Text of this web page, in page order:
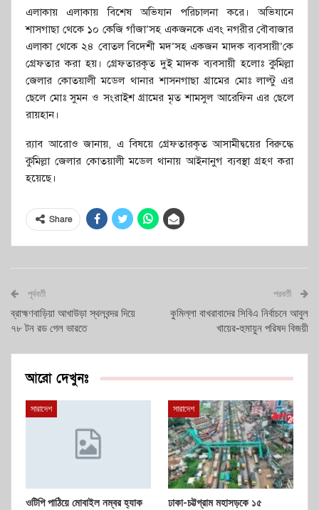
এলাকায় এলাকায় বিশেষ অভিযান পরিচালনা করে। অভিযানে
শাসগাছা থেকে ১০ কেজি গাঁজা’সহ একজনকে এবং নগরীর বৌবাজার
এলাকা থেকে ২৪ বোতল বিদেশী মদ’সহ একজন মাদক ব্যবসায়ী’কে
গ্রেফতার করা হয়। গ্রেফতারকৃত দুই মাদক ব্যবসায়ী হলোঃ কুমিল্লা
জেলার কোতয়ালী মডেল থানার শাসনগাছা গ্রামের মোঃ লাল্টু এর
ছেলে মোঃ সুমন ও সংরাইশ গ্রামের মৃত শামসুল আরেফিন এর ছেলে
রায়হান।
র‌্যাব আরোও জানায়, এ বিষয়ে গ্রেফতারকৃত আসামীদ্বয়ের বিরুদ্ধে
কুমিল্লা জেলার কোতয়ালী মডেল থানায় আইনানুগ ব্যবস্থা গ্রহণ করা
হয়েছে।
Share
পূর্ববর্তী
ব্রাহ্মণবাড়িয়া আখাউড়া স্থলবন্দর দিয়ে
৭৮ টন রড গেল ভারতে
পরবর্তী
কুমিল্লা বাখরাবাদের সিবিএ নির্বাচনে আবুল
খায়ের-হুমায়ুন পরিষদ বিজয়ী
আরো দেখুনঃ
সারাদেশ
ওটিপি পাঠিয়ে মোবাইল নম্বর হ্যাক
সারাদেশ
ঢাকা-চট্টগ্রাম মহাসড়কে ১৫